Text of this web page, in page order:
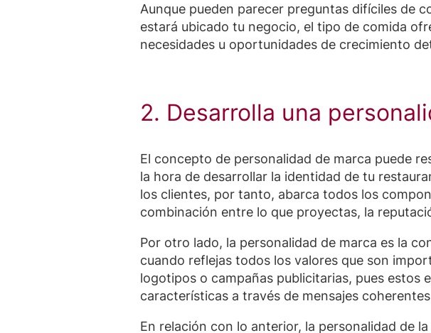
Aunque pueden parecer preguntas difíciles de
estará ubicado tu negocio, el tipo de comida
necesidades u oportunidades de crecimiento
2. Desarrolla una
El concepto de personalidad de marca puede
la hora de desarrollar la identidad de tu
los clientes, por tanto, abarca todos los
combinación entre lo que proyectas, la
Por otro lado, la personalidad de marca es la
cuando reflejas todos los valores que son
logotipos o campañas publicitarias, pues estos
características a través de mensajes
En relación con lo anterior, la personalidad de